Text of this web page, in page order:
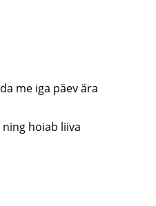
me iga päev ära
hoiab liiva